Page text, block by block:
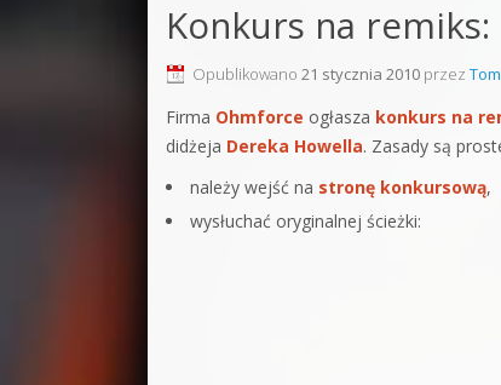
Konkurs na
Opublikowano 21 stycznia 2010 przez
Firma Ohmforce ogłasza konkurs na
didżeja Dereka Howella. Zasady są
należy wejść na stronę konkursową,
wysłuchać oryginalnej ścieżki: